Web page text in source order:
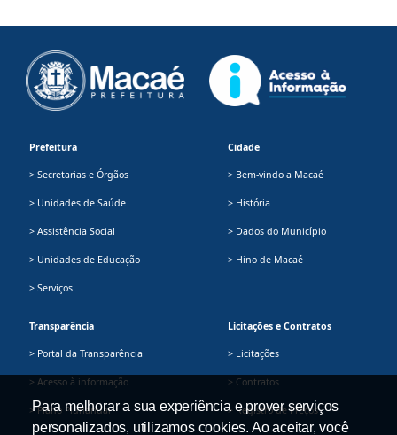
Prefeitura
> Secretarias e Órgãos
> Unidades de Saúde
> Assistência Social
> Unidades de Educação
> Serviços
Cidade
> Bem-vindo a Macaé
> História
> Dados do Município
> Hino de Macaé
Transparência
> Portal da Transparência
> Acesso à informação
> Plano Plurianual
Licitações e Contratos
> Licitações
> Contratos
> Registro de Preços
Para melhorar a sua experiência e prover serviços
personalizados, utilizamos cookies. Ao aceitar, você